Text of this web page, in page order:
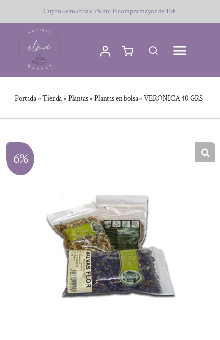
al
contenido
Cupón «elmahola» 5% dto 1ª compra mayor de 45€
Portada»Tienda»Plantas»Plantas en bolsa»VERONICA 40 GRS
6%